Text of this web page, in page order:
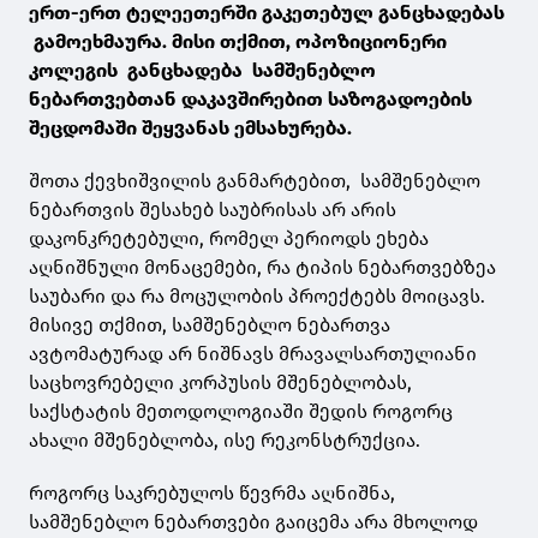
ერთ-ერთ ტელეეთერში გაკეთებულ განცხადებას
გამოეხმაურა. მისი თქმით, ოპოზიციონერი
კოლეგის განცხადება სამშენებლო
ნებართვებთან დაკავშირებით საზოგადოების
შეცდომაში შეყვანას ემსახურება.
შოთა ქევხიშვილის განმარტებით, სამშენებლო
ნებართვის შესახებ საუბრისას არ არის
დაკონკრეტებული, რომელ პერიოდს ეხება
აღნიშნული მონაცემები, რა ტიპის ნებართვებზეა
საუბარი და რა მოცულობის პროექტებს მოიცავს.
მისივე თქმით, სამშენებლო ნებართვა
ავტომატურად არ ნიშნავს მრავალსართულიანი
საცხოვრებელი კორპუსის მშენებლობას,
საქსტატის მეთოდოლოგიაში შედის როგორც
ახალი მშენებლობა, ისე რეკონსტრუქცია.
როგორც საკრებულოს წევრმა აღნიშნა,
სამშენებლო ნებართვები გაიცემა არა მხოლოდ